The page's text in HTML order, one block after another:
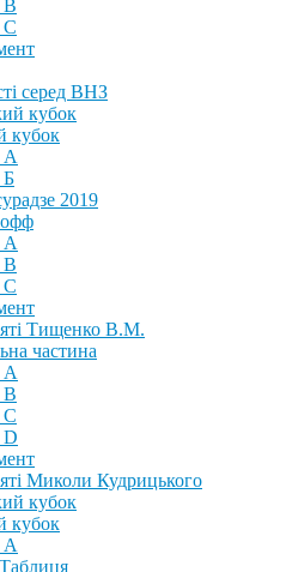
В
С
серед ВНЗ
кубок
кубок
А
Б
2019
А
В
С
Тищенко В.М.
частина
А
В
С
D
Миколи Кудрицького
кубок
кубок
А
Таблиця